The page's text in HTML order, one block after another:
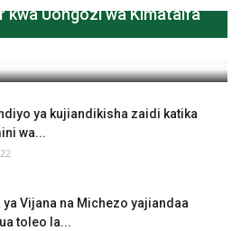
kwa Uongozi wa Kimataifa
ya kujiandikisha zaidi katika
wa...
ya Vijana na Michezo yajiandaa
toleo la...